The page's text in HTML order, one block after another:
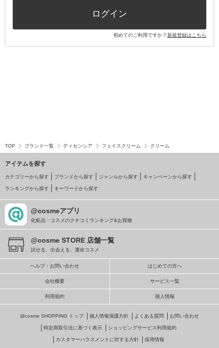
ログイン
初めてのご利用ですか？新規登録はこちら
TOP ブランド一覧 ディセンシア フェイスクリーム クリーム
アイテムを探す
カテゴリーから探す ブランドから探す ジャンルから探す キャンペーンから探す
ランキングから探す キーワードから探す
@cosmeアプリ
化粧品・コスメのクチコミランキング&お買物
@cosme STORE 店舗一覧
試せる、出会える、運命コスメ
ヘルプ・お問い合わせ はじめての方へ
会社概要 サービス一覧
利用規約 個人情報
@cosme SHOPPING トップ 個人情報保護方針 よくある質問 お問い合わせ
特定商取引法に基づく表示 ショッピングサービス利用規約
カスタマーハラスメントに対する方針 採用情報